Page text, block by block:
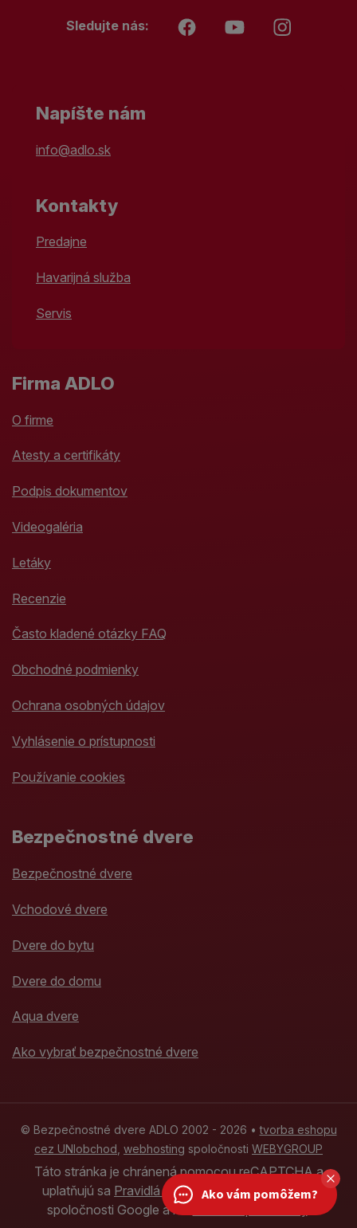
Sledujte nás:
Napíšte nám
info@adlo.sk
Kontakty
Predajne
Havarijná služba
Servis
Firma ADLO
O firme
Atesty a certifikáty
Podpis dokumentov
Videogaléria
Letáky
Recenzie
Často kladené otázky FAQ
Obchodné podmienky
Ochrana osobných údajov
Vyhlásenie o prístupnosti
Používanie cookies
Bezpečnostné dvere
Bezpečnostné dvere
Vchodové dvere
Dvere do bytu
Dvere do domu
Aqua dvere
Ako vybrať bezpečnostné dvere
© Bezpečnostné dvere ADLO 2002 - 2026 •tvorba eshopu
cez UNIobchod webhosting spoločnosti WEBYGROUP
Táto stránka je chránená pomocou reCAPTCHA a
uplatňujú sa Pravidlá ochrany osobných údajov
spoločnosti Google a ich
Ako vám pomôžem?